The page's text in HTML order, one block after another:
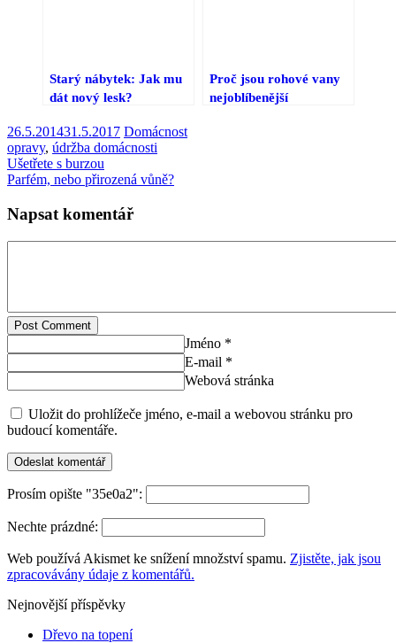
Starý nábytek: Jak mu
dát nový lesk?
Proč jsou rohové vany
nejoblíbenější
26.5.201431.5.2017 Domácnost
opravy, údržba domácnosti
Ušetřete s burzou
Parfém, nebo přirozená vůně?
Napsat komentář
Post Comment
Jméno *
E-mail *
Webová stránka
Uložit do prohlížeče jméno, e-mail a webovou stránku pro
budoucí komentáře.
Prosím opište "35e0a2":
Nechte prázdné:
Web používá Akismet ke snížení množství spamu. Zjistěte, jak jsou
zpracovávány údaje z komentářů.
Nejnovější příspěvky
Dřevo na topení